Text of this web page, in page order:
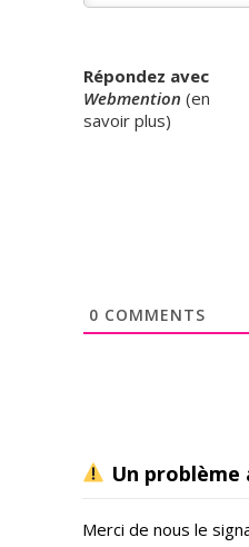
Répondez avec
Webmention (en
savoir plus)
0 COMMENTS
Un problème
Merci de nous le